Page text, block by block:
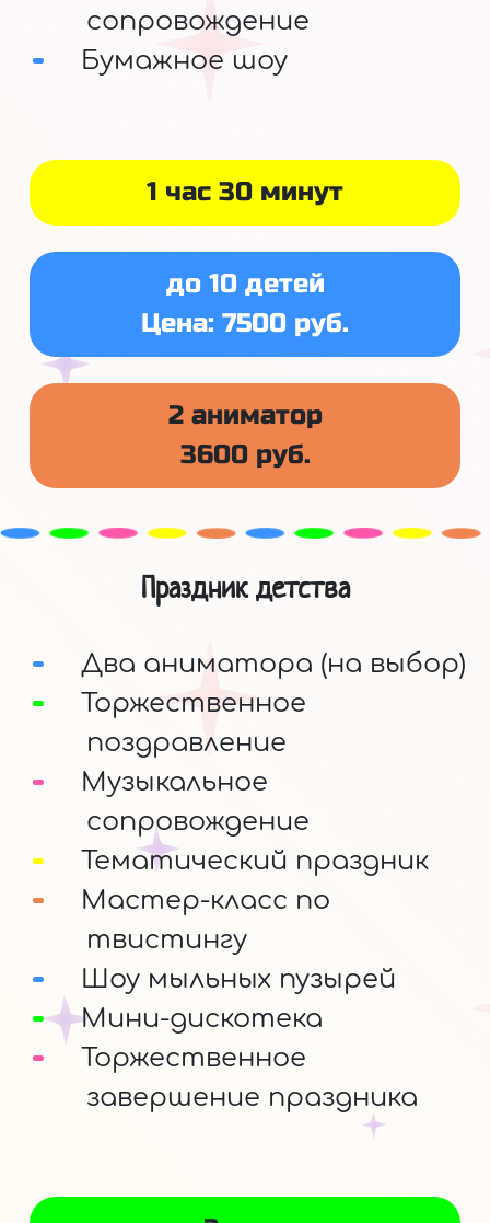
1 час 30 минут
до 10 детей
Цена: 7500 руб.
2 аниматор
3600 руб.
сопровождение
Бумажное шоу
Праздник детства
Два аниматора (на выбор)
Торжественное
поздравление
Музыкальное
сопровождение
Тематический праздник
Мастер-класс по
твистингу
Шоу мыльных пузырей
Мини-дискотека
Торжественное
завершение праздника